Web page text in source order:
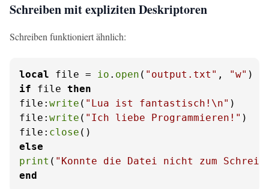
Schreiben mit expliziten Deskriptoren
Schreiben funktioniert ähnlich:
local file = io . open ( "output.txt" , "w"
if file then
file: write ( "Lua ist fantastisch!\n" )
file: write ( "Ich liebe Programmieren!" )
file: close
else
print ( "Konnte die Datei nicht zum
end